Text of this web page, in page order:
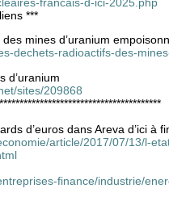
***
mines d’uranium
dechets-radioactifs-des-
d’uranium
sites/209868
d’euros dans Areva d’ici à
article/2017/07/13/l-
finance/industrie/